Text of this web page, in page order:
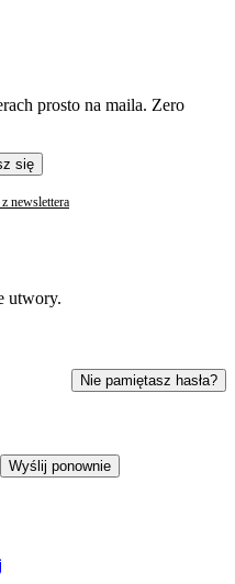
prosto na maila. Zero
się
newslettera
utwory.
Nie pamiętasz hasła?
Wyślij ponownie